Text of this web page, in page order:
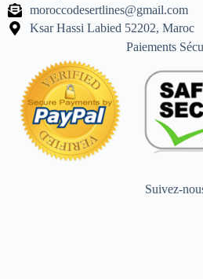
moroccodesertlines@gmail.com
Ksar Hassi Labied 52202, Maroc
Paiements
Suivez-